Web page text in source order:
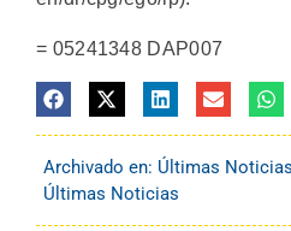
= 05241348 DAP007
Archivado en: Últimas Noticias
Últimas Noticias